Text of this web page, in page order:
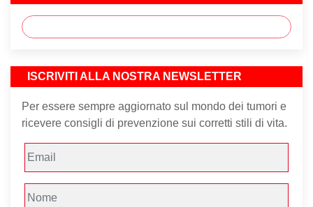
ISCRIVITI ALLA NOSTRA NEWSLETTER
Per essere sempre aggiornato sul mondo dei tumori e
ricevere consigli di prevenzione sui corretti stili di vita.